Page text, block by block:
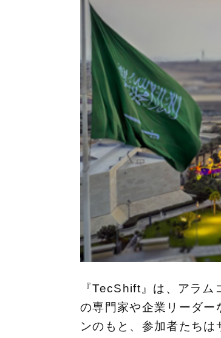
『TecShift』は、アラ
の専門家や企業リーダー
ンのもと、参加者たち